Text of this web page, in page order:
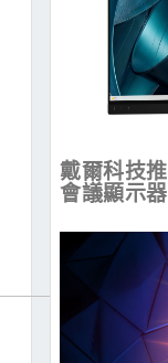
戴爾科技
會議顯示器